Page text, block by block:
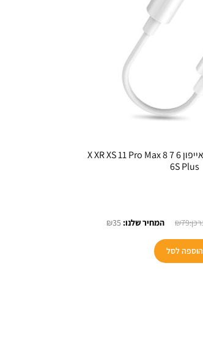
מתאם אוזניות/AUX לאייפון X XR XS 11 Pro Max 8 7 6
6S Plus
₪79
המחיר
היה:
₪79.
₪35 המחיר
הוספה לסל